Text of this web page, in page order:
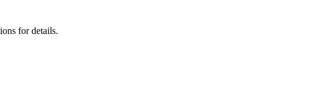
for details.